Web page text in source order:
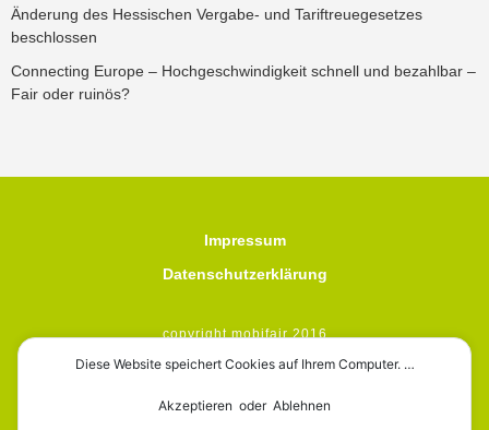
Änderung des Hessischen Vergabe- und Tariftreuegesetzes
beschlossen
Connecting Europe – Hochgeschwindigkeit schnell und bezahlbar –
Fair oder ruinös?
Impressum
Datenschutzerklärung
copyright mobifair 2016
Diese Website speichert Cookies auf Ihrem Computer. …
Akzeptieren oder Ablehnen